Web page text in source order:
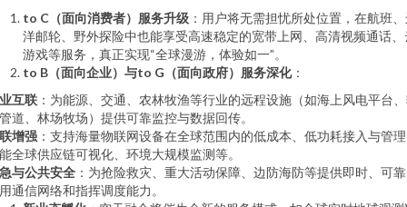
to C（面向消费者）服务升级 ：用户将无需担忧所处位置，在航班
洋邮轮、野外探险中也能享受高速稳定的宽带上网、高清视频通话、
游戏等服务，真正实现“全球漫游，体验如一”。
to B（面向企业）与to G（面向政府）服务深化：
互联 ：为能源、交通、农林牧渔等行业的远程设施（如海上风电平台
道、林场牧场）提供可靠监控与数据回传。
增强 ：支持海量物联网设备在全球范围内的低成本、低功耗接入与管
全球供应链可视化、环境大规模监测等。
与公共安全 ：为抢险救灾、重大活动保障、边防海防等提供即时、可
通信网络和指挥调度能力。